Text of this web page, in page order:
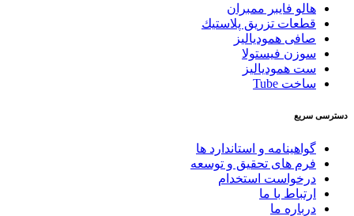
هالو فایبر ممبران
قطعات تزريق پلاستيك
صافی همودیالیز
سوزن فیستولا
ست همودیالیز
ساخت Tube
دسترسی سریع
گواهینامه و استاندارد ها
فرم های تحقیق و توسعه
درخواست استخدام
ارتباط با ما
درباره ما